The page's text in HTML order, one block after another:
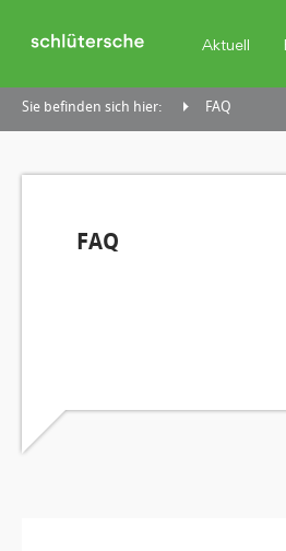
Aktuell
Sie befinden sich hier: FAQ
FAQ